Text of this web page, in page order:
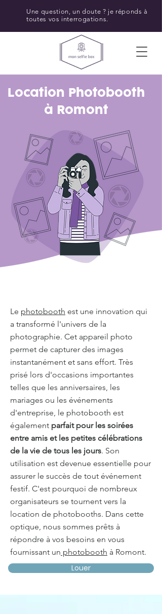
Une question, un doute ? je réponds à
toutes vos interrogations.
Location Photobooth
à Romont
Le photobooth est une innovation qui
a transformé l'univers de la
photographie. Cet appareil photo
permet de capturer des images
instantanément et sans effort. Très
prisé lors d'occasions importantes
telles que les anniversaires, les
mariages ou les événements
d'entreprise, le photobooth est
également parfait pour les soirées
entre amis et les petites célébrations
de la vie de tous les jours. Son
utilisation est devenue essentielle pour
assurer le succès de tout événement
festif. C'est pourquoi de nombreux
organisateurs se tournent vers la
location de photobooths. Dans cette
optique, nous sommes prêts à
répondre à vos besoins en vous
fournissant un photobooth à Romont.
Louer